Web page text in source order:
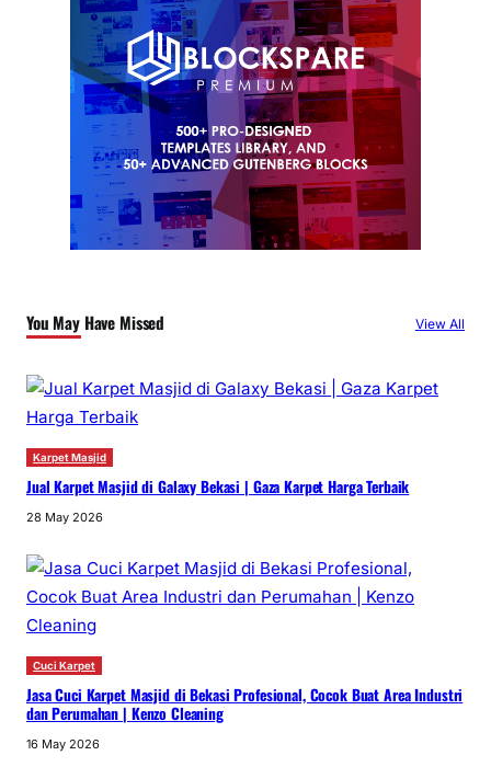
You May Have Missed View All
Karpet Masjid
Jual Karpet Masjid di Galaxy Bekasi | Gaza Karpet Harga Terbaik
28 May 2026
Cuci Karpet
Jasa Cuci Karpet Masjid di Bekasi Profesional, Cocok Buat Area Industri
dan Perumahan | Kenzo Cleaning
16 May 2026